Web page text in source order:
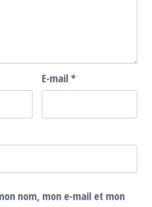
E-mail *
nom, mon e-mail et mon